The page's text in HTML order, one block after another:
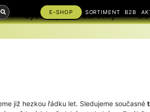
E-SHOP SORTIMENT B2B
Systémy Žárovky
již hezkou řádku let. Sledujeme současné